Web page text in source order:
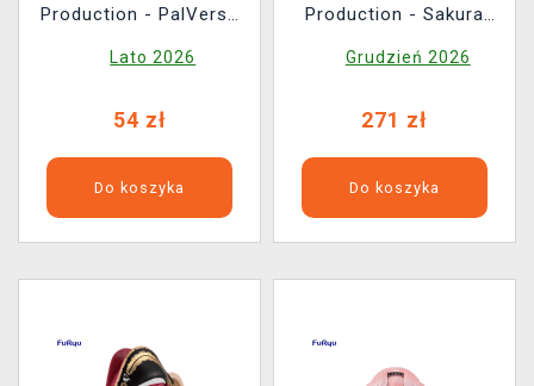
Production - PalVerse
Lato 2026
54 zł
Do koszyka
Production - Sakura
(Nendoroid)
Grudzień 2026
271 zł
Do koszyka